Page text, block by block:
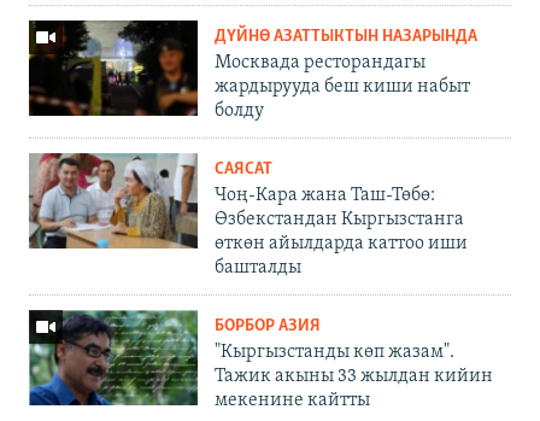
ДҮЙНӨ АЗАТТЫКТЫН НАЗАРЫНДА
Москвада ресторандагы
жардырууда беш киши набыт
болду
САЯСАТ
Чоң-Кара жана Таш-Төбө:
Өзбекстандан Кыргызстанга
өткөн айылдарда каттоо иши
башталды
БОРБОР АЗИЯ
"Кыргызстанды көп жазам".
Тажик акыны 33 жылдан кийин
мекенине кайтты